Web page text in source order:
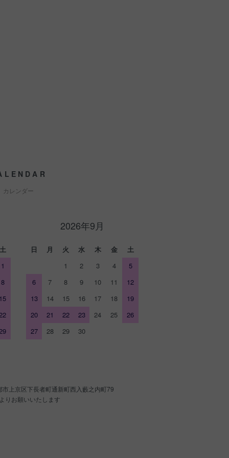
カレンダー
1
8
2026年9月
日 月 火 水 木 金
土
1
2 3 4
5
6
7 8 9 10 11
12
13
14 15 16 17 18
19
20
21 22 23 24 25
26
27
28 29 30
上京区下長者町通新町西入藪之内町79
りお願いいたします